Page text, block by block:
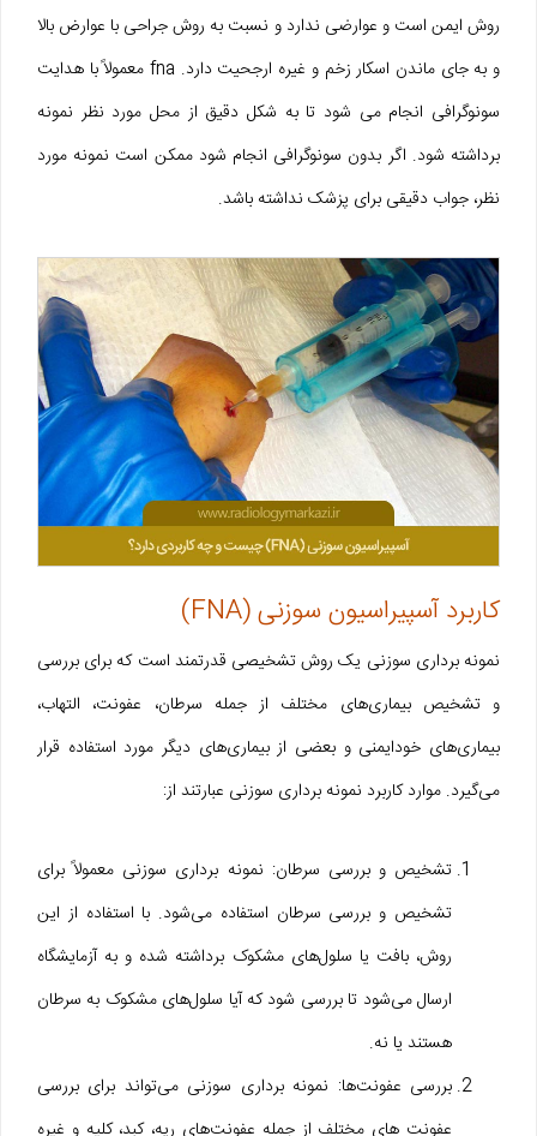
روش ایمن است و عوارضی ندارد و نسبت به روش جراحی با عوارض بالا
و به جای ماندن اسکار زخم و غیره ارجحیت دارد. fna معمولاً با هدایت
سونوگرافی انجام می شود تا به شکل دقیق از محل مورد نظر نمونه
برداشته شود. اگر بدون سونوگرافی انجام شود ممکن است نمونه مورد
نظر، جواب دقیقی برای پزشک نداشته باشد.
کاربرد آسپیراسیون سوزنی (FNA)
نمونه برداری سوزنی یک روش تشخیصی قدرتمند است که برای بررسی
و تشخیص بیماری‌های مختلف از جمله سرطان، عفونت، التهاب،
بیماری‌های خودایمنی و بعضی از بیماری‌های دیگر مورد استفاده قرار
می‌گیرد. موارد کاربرد نمونه برداری سوزنی عبارتند از:
تشخیص و بررسی سرطان: نمونه برداری سوزنی معمولاً برای
تشخیص و بررسی سرطان استفاده می‌شود. با استفاده از این
روش، بافت یا سلول‌های مشکوک برداشته شده و به آزمایشگاه
ارسال می‌شود تا بررسی شود که آیا سلول‌های مشکوک به سرطان
هستند یا نه.
بررسی عفونت‌ها: نمونه برداری سوزنی می‌تواند برای بررسی